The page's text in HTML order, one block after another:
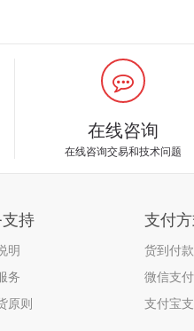
在线咨询
在线咨询交易和技术问题
持
明
务
原则
支付
货到付款
微信支付
支付宝